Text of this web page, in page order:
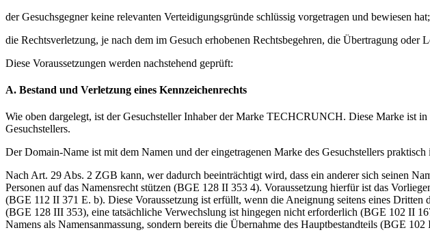
der Gesuchsgegner keine relevanten Verteidigungsgründe schlüssig vorgetragen und bewiesen
die Rechtsverletzung, je nach dem im Gesuch erhobenen Rechtsbegehren, die Übertragung oder
Diese Voraussetzungen werden nachstehend geprüft:
A. Bestand und Verletzung eines Kennzeichenrechts
Wie oben dargelegt, ist der Gesuchsteller Inhaber der Marke TECHCRUNCH. Diese Marke ist
Gesuchstellers.
Der Domain-Name ist mit dem Namen und der eingetragenen Marke des Gesuchstellers
Nach Art. 29 Abs. 2 ZGB kann, wer dadurch beeinträchtigt wird, dass ein anderer sich seinen
Personen auf das Namensrecht stützen (BGE 128 II 353 4). Voraussetzung hierfür ist das
(BGE 112 II 371 E. b). Diese Voraussetzung ist erfüllt, wenn die Aneignung seitens eines
(BGE 128 III 353), eine tatsächliche Verwechslung ist hingegen nicht erforderlich (BGE 102 II
Namens als Namensanmassung, sondern bereits die Übernahme des Hauptbestandteils (BGE 102